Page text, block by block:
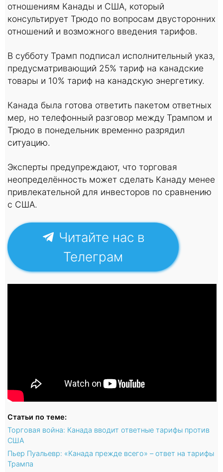
отношениям Канады и США, который
консультирует Трюдо по вопросам двусторонних
отношений и возможного введения тарифов.
В субботу Трамп подписал исполнительный указ,
предусматривающий 25% тариф на канадские
товары и 10% тариф на канадскую энергетику.
Канада была готова ответить пакетом ответных
мер, но телефонный разговор между Трампом и
Трюдо в понедельник временно разрядил
ситуацию.
Эксперты предупреждают, что торговая
неопределённость может сделать Канаду менее
привлекательной для инвесторов по сравнению
с США.
Читайте нас в
Телеграм
Статьи по теме:
Торговая война: Канада вводит ответные тарифы против
США
Пьер Пуальевр: «Канада прежде всего» – ответ на тарифы
Трампа